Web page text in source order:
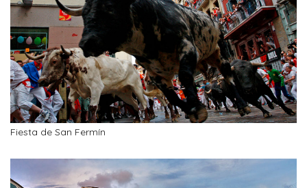
Fiesta de San Fermín